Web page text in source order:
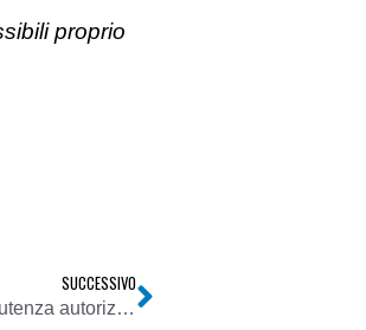
proprio
SUCCESSIVO
Radio digitale. MISE avvia verifica bacini d’utenza autorizzazioni fornitore contenuti ex Del. Agcom 664/09/CONS